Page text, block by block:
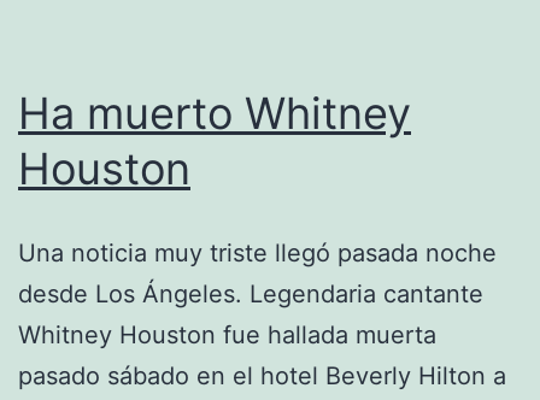
Ha muerto Whitney
Houston
Una noticia muy triste llegó pasada noche
desde Los Ángeles. Legendaria cantante
Whitney Houston fue hallada muerta
pasado sábado en el hotel Beverly Hilton a